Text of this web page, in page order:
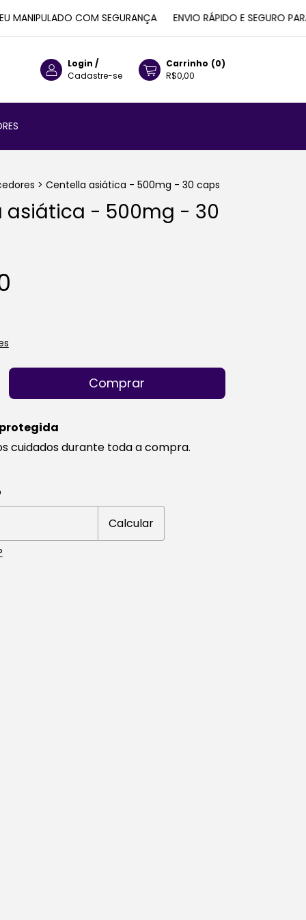
MANIPULADO COM SEGURANÇA ENVIO RÁPIDO E SEGURO PARA
Login /
Cadastre-se
Carrinho (0)
R$0,00
> Centella asiática - 500mg - 30 caps
asiática - 500mg - 30
cuidados durante toda a compra.
Calcular